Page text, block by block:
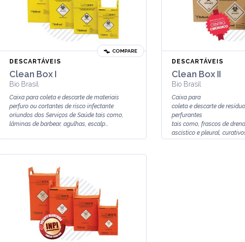
COMPARE
DESCARTÁVEIS
Clean Box I
Bio Brasil
Caixa para coleta e descarte de materiais
perfuro ou cortantes de risco infectante
oriundos dos Serviços de Saúde tais como,
lâminas de barbear, agulhas, escalp...
DESCARTÁVEIS
Clean Box II
Bio Brasil
Caixa para
coleta e descarte de
perfurantes
tais como, frascos de
ascístico e pleural,